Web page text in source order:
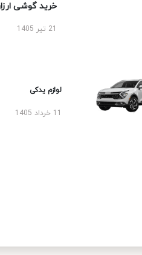
خرید گوشی ارزان
لوازم یدکی